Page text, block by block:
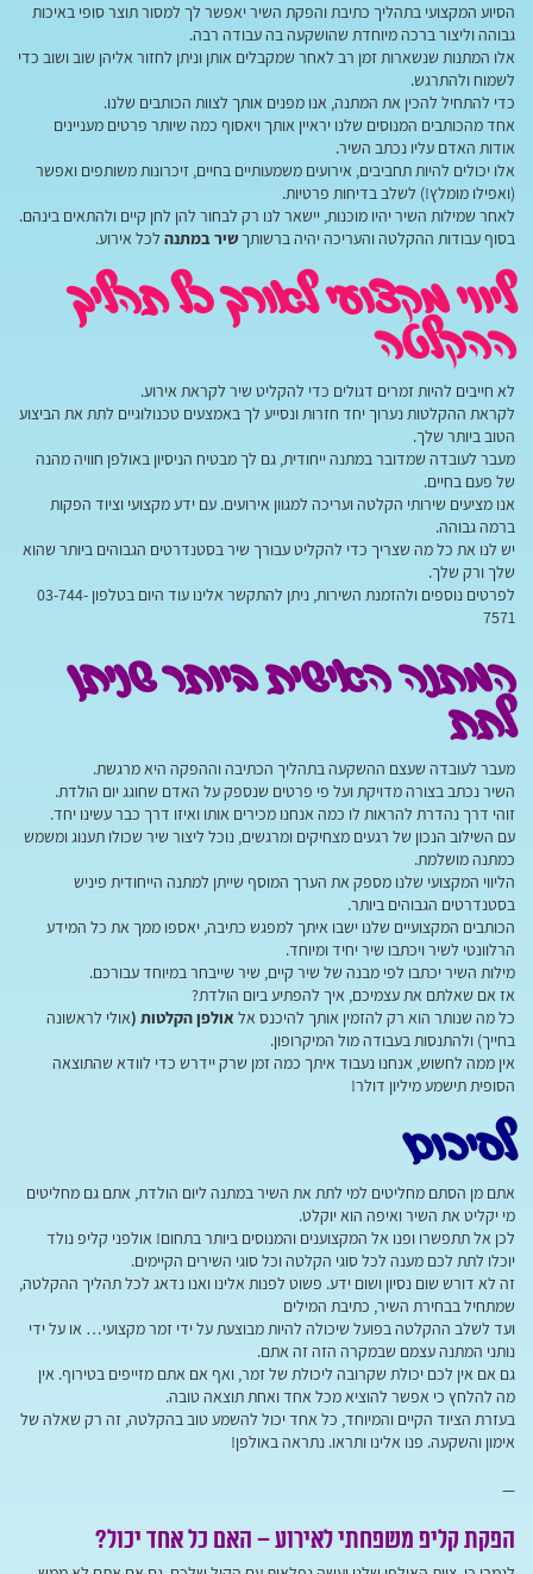
הסיוע המקצועי בתהליך כתיבת והפקת השיר יאפשר לך למסור תוצר סופי באיכות
גבוהה וליצור ברכה מיוחדת שהושקעה בה עבודה רבה.
אלו המתנות שנשארות זמן רב לאחר שמקבלים אותן וניתן לחזור אליהן שוב ושוב כדי
לשמוח ולהתרגש.
כדי להתחיל להכין את המתנה, אנו מפנים אותך לצוות הכותבים שלנו.
אחד מהכותבים המנוסים שלנו יראיין אותך ויאסוף כמה שיותר פרטים מעניינים
אודות האדם עליו נכתב השיר.
אלו יכולים להיות תחביבים, אירועים משמעותיים בחיים, זיכרונות משותפים ואפשר
(ואפילו מומלץ!) לשלב בדיחות פרטיות.
לאחר שמילות השיר יהיו מוכנות, יישאר לנו רק לבחור להן לחן קיים ולהתאים בינהם.
בסוף עבודות ההקלטה והעריכה יהיה ברשותךשיר במתנה לכל אירוע.
ליווי מקצועי לאורך כל תהליך
ההקלטה
לא חייבים להיות זמרים דגולים כדי להקליט שיר לקראת אירוע.
לקראת ההקלטות נערוך יחד חזרות ונסייע לך באמצעים טכנולוגיים לתת את הביצוע
הטוב ביותר שלך.
מעבר לעובדה שמדובר במתנה ייחודית, גם לך מבטיח הניסיון באולפן חוויה מהנה
של פעם בחיים.
אנו מציעים שירותי הקלטה ועריכה למגוון אירועים. עם ידע מקצועי וציוד הפקות
ברמה גבוהה.
יש לנו את כל מה שצריך כדי להקליט עבורך שיר בסטנדרטים הגבוהים ביותר שהוא
שלך ורק שלך.
לפרטים נוספים ולהזמנת השירות, ניתן להתקשר אלינו עוד היום בטלפון 03-744-
7571
המתנה האישית ביותר שניתן
לתת
מעבר לעובדה שעצם ההשקעה בתהליך הכתיבה וההפקה היא מרגשת.
השיר נכתב בצורה מדויקת ועל פי פרטים שנספק על האדם שחוגג יום הולדת.
זוהי דרך נהדרת להראות לו כמה אנחנו מכירים אותו ואיזו דרך כבר עשינו יחד.
עם השילוב הנכון של רגעים מצחיקים ומרגשים, נוכל ליצור שיר שכולו תענוג ומשמש
כמתנה מושלמת.
הליווי המקצועי שלנו מספק את הערך המוסף שייתן למתנה הייחודית פיניש
בסטנדרטים הגבוהים ביותר.
הכותבים המקצועיים שלנו ישבו איתך למפגש כתיבה, יאספו ממך את כל המידע
הרלוונטי לשיר ויכתבו שיר יחיד ומיוחד.
מילות השיר יכתבו לפי מבנה של שיר קיים, שיר שייבחר במיוחד עבורכם.
אז אם שאלתם את עצמיכם, איך להפתיע ביום הולדת?
כל מה שנותר הוא רק להזמין אותך להיכנס אל אולפן הקלטות (אולי לראשונה
בחייך) ולהתנסות בעבודה מול המיקרופון.
אין ממה לחשוש, אנחנו נעבוד איתך כמה זמן שרק יידרש כדי לוודא שהתוצאה
הסופית תישמע מיליון דולר!
לסיכום
אתם מן הסתם מחליטים למי לתת את השיר במתנה ליום הולדת, אתם גם מחליטים
מי יקליט את השיר ואיפה הוא יוקלט.
לכן אל תתפשרו ופנו אל המקצוענים והמנוסים ביותר בתחום! אולפני קליפ נולד
יוכלו לתת לכם מענה לכל סוגי הקלטה וכל סוגי השירים הקיימים.
זה לא דורש שום נסיון ושום ידע. פשוט לפנות אלינו ואנו נדאג לכל תהליך ההקלטה,
שמתחיל בבחירת השיר, כתיבת המילים
ועד לשלב ההקלטה בפועל שיכולה להיות מבוצעת על ידי זמר מקצועי… או על ידי
נותני המתנה עצמם שבמקרה הזה זה אתם.
גם אם אין לכם יכולת שקרובה ליכולת של זמר, ואף אם אתם מזייפים בטירוף. אין
מה להלחץ כי אפשר להוציא מכל אחד ואחת תוצאה טובה.
בעזרת הציוד הקיים והמיוחד, כל אחד יכול להשמע טוב בהקלטה, זה רק שאלה של
אימון והשקעה. פנו אלינו ותראו. נתראה באולפן!
—
הפקת קליפ משפחתי לאירוע – האם כל אחד יכול?